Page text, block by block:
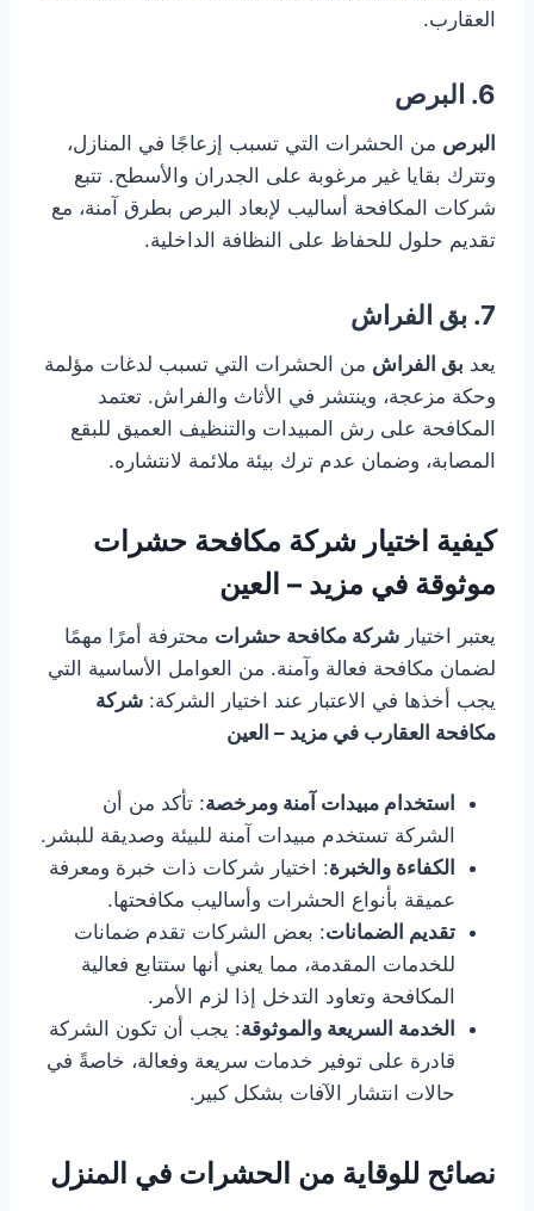
العقارب.
6. البرص
البرص من الحشرات التي تسبب إزعاجًا في المنازل،
وتترك بقايا غير مرغوبة على الجدران والأسطح. تتبع
شركات المكافحة أساليب لإبعاد البرص بطرق آمنة، مع
تقديم حلول للحفاظ على النظافة الداخلية.
7. بق الفراش
يعد بق الفراش من الحشرات التي تسبب لدغات مؤلمة
وحكة مزعجة، وينتشر في الأثاث والفراش. تعتمد
المكافحة على رش المبيدات والتنظيف العميق للبقع
المصابة، وضمان عدم ترك بيئة ملائمة لانتشاره.
كيفية اختيار شركة مكافحة حشرات
موثوقة في مزيد – العين
يعتبر اختيار شركة مكافحة حشرات محترفة أمرًا مهمًا
لضمان مكافحة فعالة وآمنة. من العوامل الأساسية التي
يجب أخذها في الاعتبار عند اختيار الشركة: شركة
مكافحة العقارب في مزيد – العين
استخدام مبيدات آمنة ومرخصة: تأكد من أن
الشركة تستخدم مبيدات آمنة للبيئة وصديقة للبشر.
الكفاءة والخبرة: اختيار شركات ذات خبرة ومعرفة
عميقة بأنواع الحشرات وأساليب مكافحتها.
تقديم الضمانات: بعض الشركات تقدم ضمانات
للخدمات المقدمة، مما يعني أنها ستتابع فعالية
المكافحة وتعاود التدخل إذا لزم الأمر.
الخدمة السريعة والموثوقة: يجب أن تكون الشركة
قادرة على توفير خدمات سريعة وفعالة، خاصةً في
حالات انتشار الآفات بشكل كبير.
نصائح للوقاية من الحشرات في المنزل